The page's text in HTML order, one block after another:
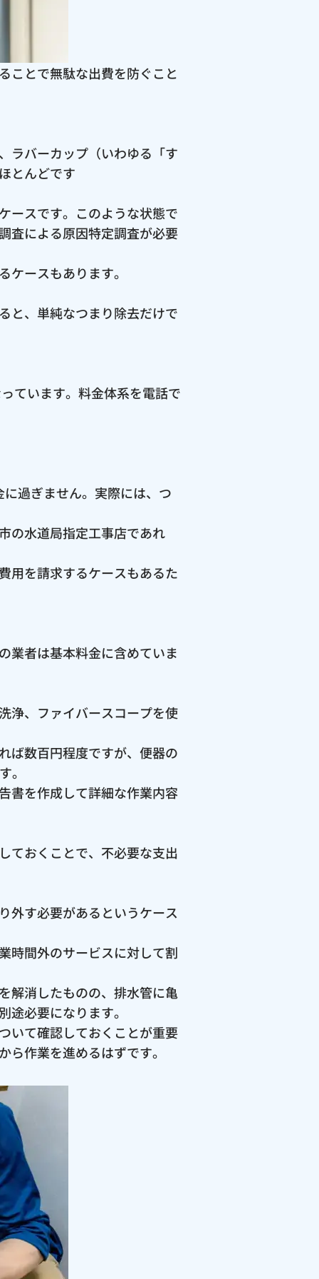
ことで無駄な出費を防ぐこと
ラバーカップ（いわゆる「す
とんどです
ースです。このような状態で
査による原因特定調査が必要
ースもあります。
と、単純なつまり除去だけで
ています。料金体系を電話で
過ぎません。実際には、つ
の水道局指定工事店であれ
用を請求するケースもあるた
業者は基本料金に含めていま
浄、ファイバースコープを使
ば数百円程度ですが、便器の
。
書を作成して詳細な作業内容
ておくことで、不必要な支出
外す必要があるというケース
時間外のサービスに対して割
解消したものの、排水管に亀
必要になります。
いて確認しておくことが重要
作業を進めるはずです。